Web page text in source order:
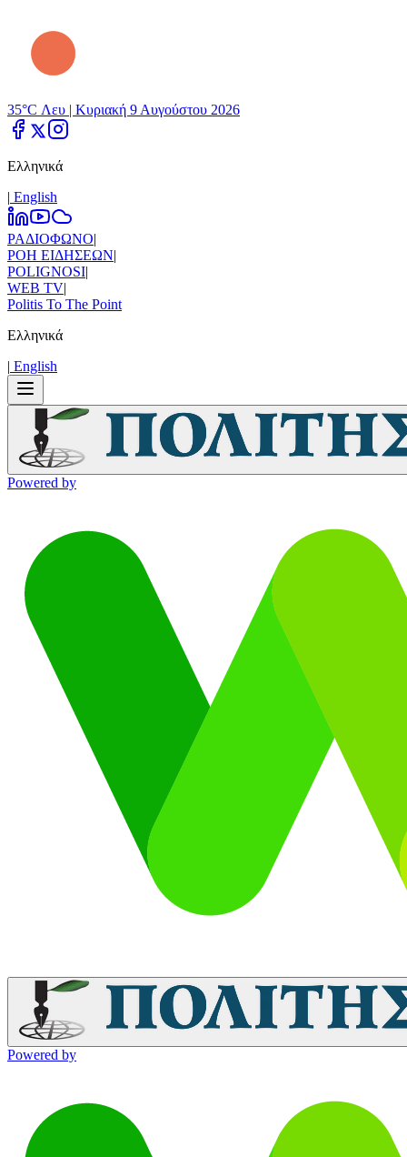
35°C Λευ | Κυριακή 9 Αυγούστου 2026
Ελληνικά
| Εnglish
ΡΑΔΙΟΦΩΝΟ|
ΡΟΗ ΕΙΔΗΣΕΩΝ|
POLIGNOSI|
WEB TV|
Politis To The Point
Ελληνικά
| Εnglish
Powered by
Powered by